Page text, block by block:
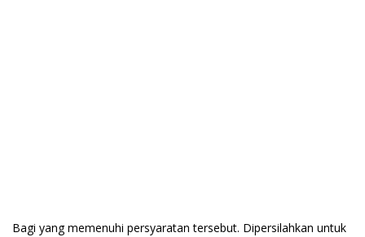
Bagi yang memenuhi persyaratan tersebut. Dipersilahkan untuk